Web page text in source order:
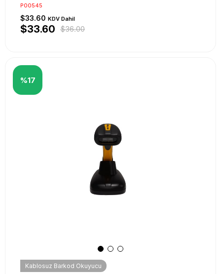
P00545
$33.60 KDV Dahil
$33.60 $36.00
Kablosuz Barkod Okuyucu
%17